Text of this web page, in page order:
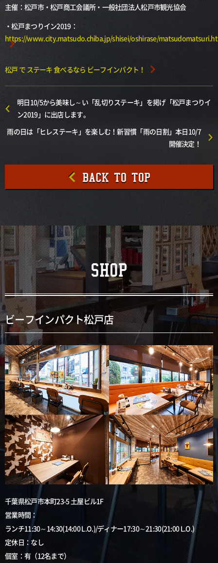
主催：松戸市・松戸商工会議所・一般社団法人松戸市観光協会
・松戸まつりイン2019：
https://www.city.matsudo.chiba.jp/shisei/oshirase/
松戸 で ステーキ 食べるなら ビーフインパクト！
明日10/5から美味し～い「乱切りステーキ」を掲げ「松戸まつりイ
ン2019」に出店します。
雨の日は「ヒレステーキ」を楽しむ！新習慣「雨の日割」本日10/7
開催決定！
ビーフインパクト松戸店
千葉県松戸市本町23-5 土屋ビル1F
営業時間：
ランチ11:30～14:30(14:00 L.O.)/ディナー17:30～21:30(21:00 L.O.)
定休日：なし
個室：有（12名まで）